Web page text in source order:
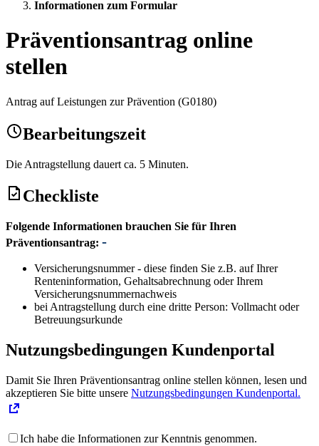
Informationen zum Formular
Präventionsantrag online
stellen
Antrag auf Leistungen zur Prävention (G0180)
Bearbeitungszeit
Die Antragstellung dauert ca. 5 Minuten.
Checkliste
Folgende Informationen brauchen Sie für Ihren
Präventionsantrag:
Versicherungsnummer - diese finden Sie z.B. auf Ihrer
Renteninformation, Gehaltsabrechnung oder Ihrem
Versicherungsnummernachweis
bei Antragstellung durch eine dritte Person: Vollmacht oder
Betreuungsurkunde
Nutzungsbedingungen Kundenportal
Damit Sie Ihren Präventionsantrag online stellen können, lesen und
akzeptieren Sie bitte unsere Nutzungsbedingungen Kundenportal.
Ich habe die Informationen zur Kenntnis genommen.